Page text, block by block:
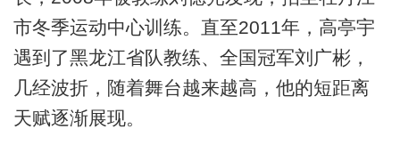
市冬季运动中心训练。直至2011年，高亭宇
遇到了黑龙江省队教练、全国冠军刘广彬，
几经波折，随着舞台越来越高，他的短距离
天赋逐渐展现。